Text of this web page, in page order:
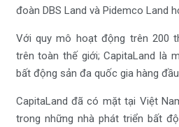
đoàn DBS Land và Pidemco Land
Với quy mô hoạt động trên 200
trên toàn thế giới; CapitaLand là
bất động sản đa quốc gia hàng đầu.
CapitaLand đã có mặt tại Việt
trong những nhà phát triển bất